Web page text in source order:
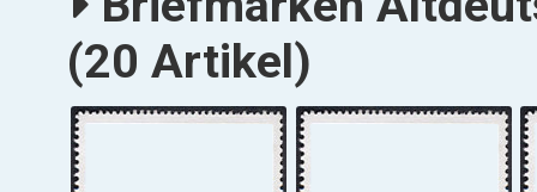
(20 Artikel)